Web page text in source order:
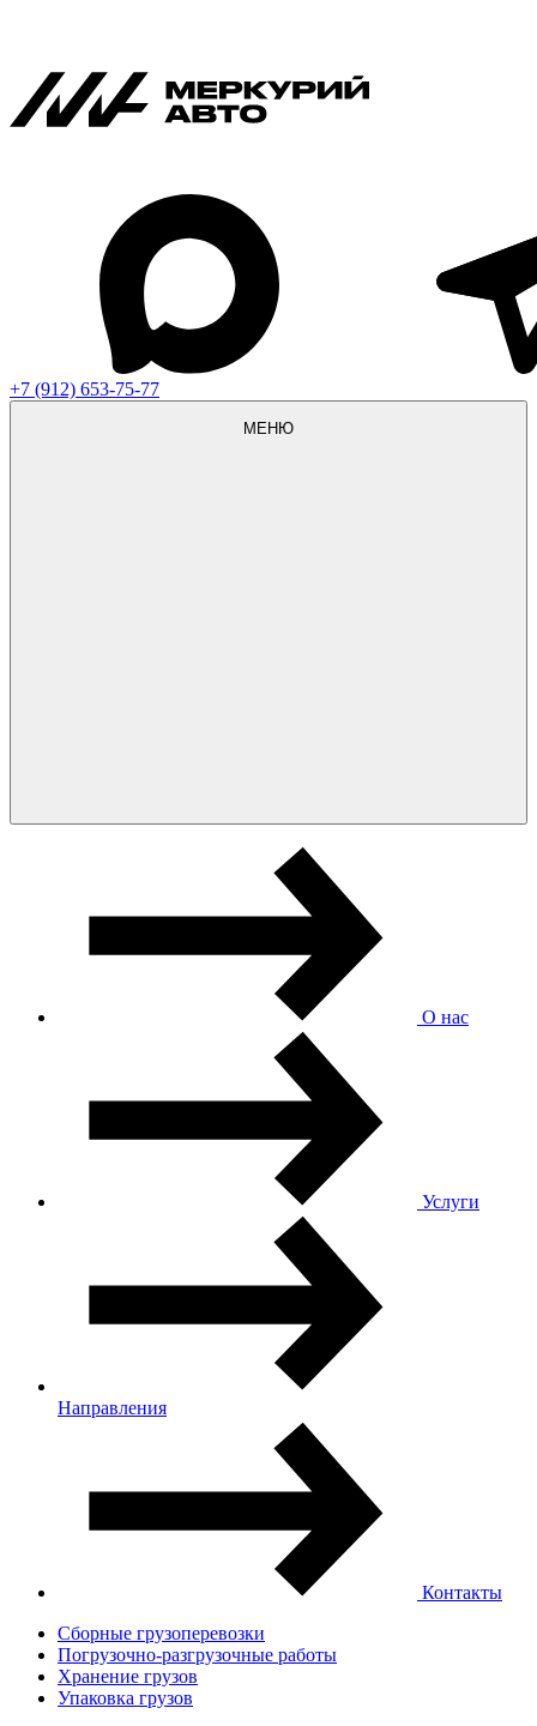
+7 (912) 653-75-77
МЕНЮ
О нас
Услуги
Направления
Контакты
Сборные грузоперевозки
Погрузочно-разгрузочные работы
Хранение грузов
Упаковка грузов